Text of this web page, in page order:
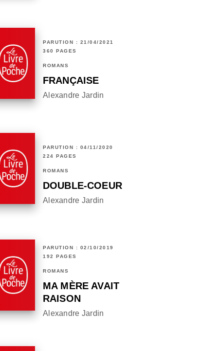
PARUTION : 21/04/2021
360 PAGES
ROMANS
FRANÇAISE
Alexandre Jardin
PARUTION : 04/11/2020
224 PAGES
ROMANS
DOUBLE-COEUR
Alexandre Jardin
PARUTION : 02/10/2019
192 PAGES
ROMANS
MA MÈRE AVAIT
RAISON
Alexandre Jardin